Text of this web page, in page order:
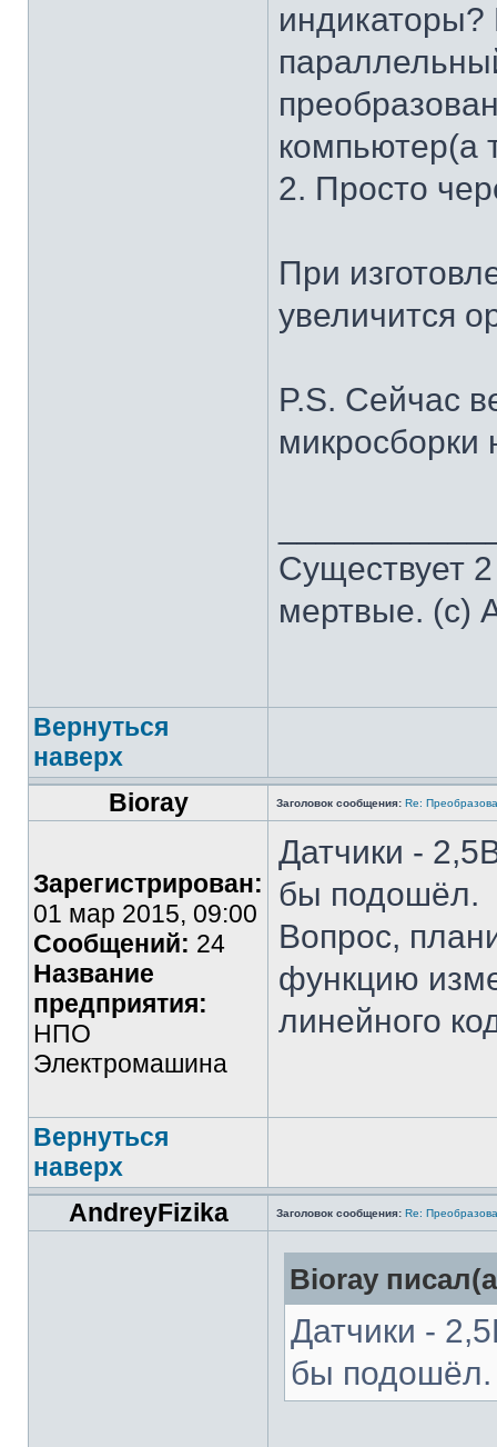
компьютер(а
2. Просто
При
увеличится
P.S. Сейчас
микросборки
Существует
мертвые. (с)
Вернуться
наверх
Bioray
Заголовок сообщения: Re:
Зарегистрирован:
01 мар 2015, 09:00
Сообщений: 24
Название
предприятия:
НПО
Электромашина
Датчики -
бы подошёл.
Вопрос,
функцию
линейного
Вернуться
наверх
AndreyFizika
Заголовок сообщения: Re:
Bioray
Датчики -
бы подошёл.